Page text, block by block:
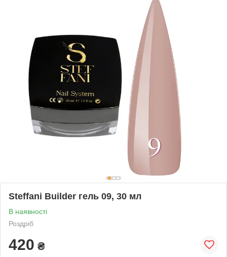
Steffani Builder гель 09, 30 мл
В наявності
Роздріб
420 ₴